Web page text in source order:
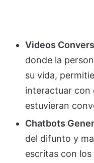
Videos
donde la
su vida,
interactuar con
estuvieran
Chatbots
del difunto y
escritas con